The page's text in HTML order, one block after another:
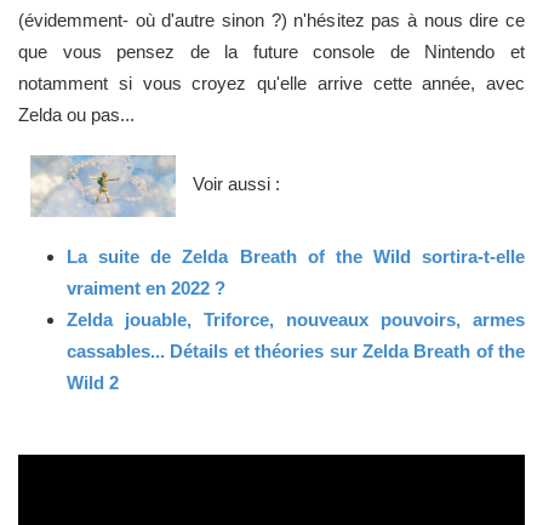
(évidemment- où d'autre sinon ?) n'hésitez pas à nous dire ce
que vous pensez de la future console de Nintendo et
notamment si vous croyez qu'elle arrive cette année, avec
Zelda ou pas...
Voir aussi :
La suite de Zelda Breath of the Wild sortira-t-elle
vraiment en 2022 ?
Zelda jouable, Triforce, nouveaux pouvoirs, armes
cassables... Détails et théories sur Zelda Breath of the
Wild 2